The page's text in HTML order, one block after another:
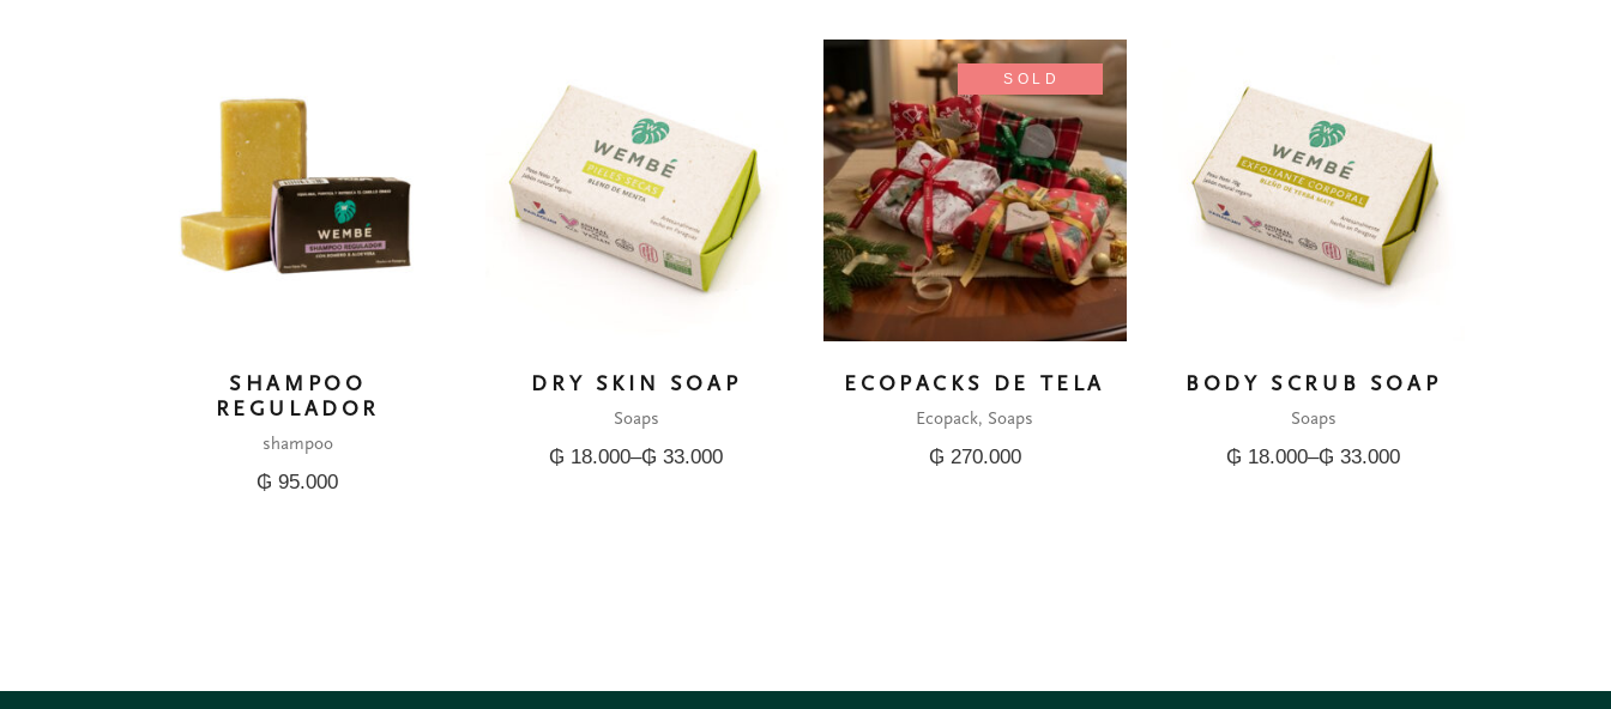
SHAMPOO
REGULADOR
shampoo
₲ 95.000
DRY SKIN SOAP
Soaps
₲ 18.000–₲ 33.000
Price
SOLD
ECOPACKS DE TELA
Ecopack Soaps
₲ 270.000
BODY SCRUB SOAP
Soaps
₲ 18.000–₲ 33.000
Price